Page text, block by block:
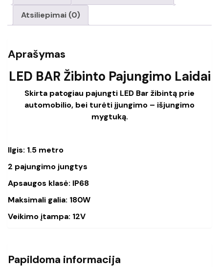
Atsiliepimai (0)
Aprašymas
LED BAR Žibinto Pajungimo Laidai
Skirta patogiau pajungti LED Bar žibintą prie
automobilio, bei turėti įjungimo – išjungimo
mygtuką.
Ilgis: 1.5 metro
2 pajungimo jungtys
Apsaugos klasė: IP68
Maksimali galia: 180W
Veikimo įtampa: 12V
Papildoma informacija